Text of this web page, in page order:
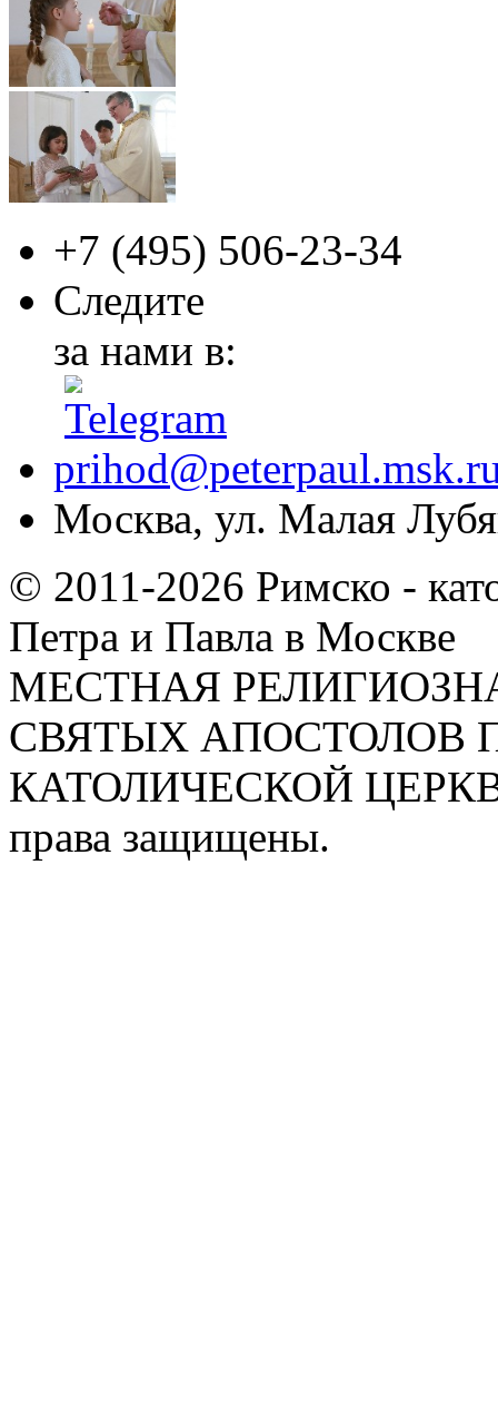
+7 (495) 506-23-34
Следите
за нами в:
Москва, ул. Малая
© 2011-2026 Римско -
Петра и Павла в Москве
МЕСТНАЯ
СВЯТЫХ АПОСТОЛОВ
КАТОЛИЧЕСКОЙ
права защищены.